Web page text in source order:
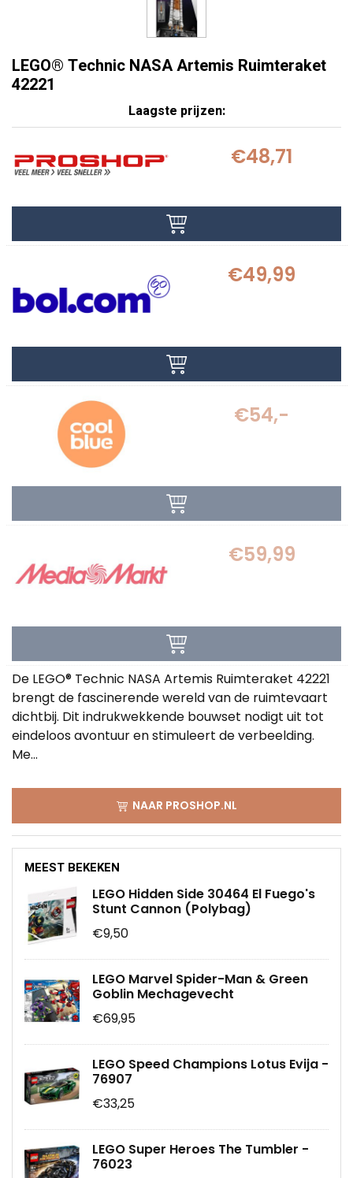
LEGO® Technic NASA Artemis Ruimteraket
42221
Laagste prijzen:
€48,71
€49,99
€54,-
€59,99
De LEGO® Technic NASA Artemis Ruimteraket 42221
brengt de fascinerende wereld van de ruimtevaart
dichtbij. Dit indrukwekkende bouwset nodigt uit tot
eindeloos avontuur en stimuleert de verbeelding.
Me...
NAAR PROSHOP.NL
MEEST BEKEKEN
LEGO Hidden Side 30464 El Fuego's
Stunt Cannon (Polybag)
€9,50
LEGO Marvel Spider-Man & Green
Goblin Mechagevecht
€69,95
LEGO Speed Champions Lotus Evija -
76907
€33,25
LEGO Super Heroes The Tumbler -
76023